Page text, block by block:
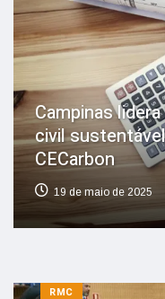
Campinas
civil
CECarbon
19 de maio de 2025
RMC